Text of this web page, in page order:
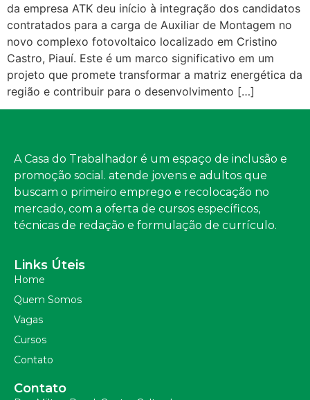
da empresa ATK deu início à integração dos candidatos
contratados para a carga de Auxiliar de Montagem no
novo complexo fotovoltaico localizado em Cristino
Castro, Piauí. Este é um marco significativo em um
projeto que promete transformar a matriz energética da
região e contribuir para o desenvolvimento […]
A Casa do Trabalhador é um espaço de inclusão e
promoção social. atende jovens e adultos que
buscam o primeiro emprego e recolocação no
mercado, com a oferta de cursos específicos,
técnicas de redação e formulação de currículo.
Links Úteis
Home
Quem Somos
Vagas
Cursos
Contato
Contato